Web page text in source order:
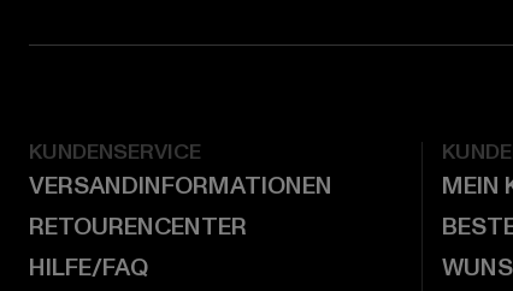
KUNDENSERVICE
VERSANDINFORMATIONEN
RETOURENCENTER
HILFE/FAQ
MEIN